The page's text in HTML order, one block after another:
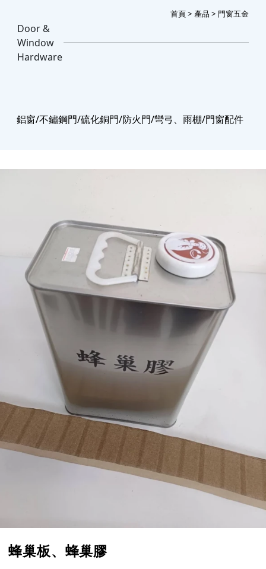
首頁> 產品 > 門窗五金
Door &
Window
Hardware
鋁窗/不鏽鋼門/硫化銅門/防火門/彎弓、雨棚/門窗配件
蜂巢板、蜂巢膠